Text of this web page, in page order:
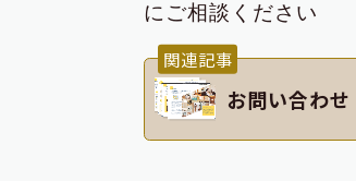
にご相談ください
関連記事
お問い合わせ